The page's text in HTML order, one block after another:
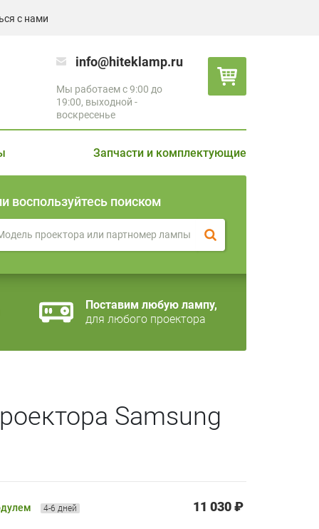
с нами
info@hiteklamp.ru
Мы работаем с 9:00 до
19:00, выходной -
воскресенье
Запчасти и комплектующие
воспользуйтесь поиском
Поставим любую лампу,
для любого проектора
Samsung
4-6 дней 11 030 ₽